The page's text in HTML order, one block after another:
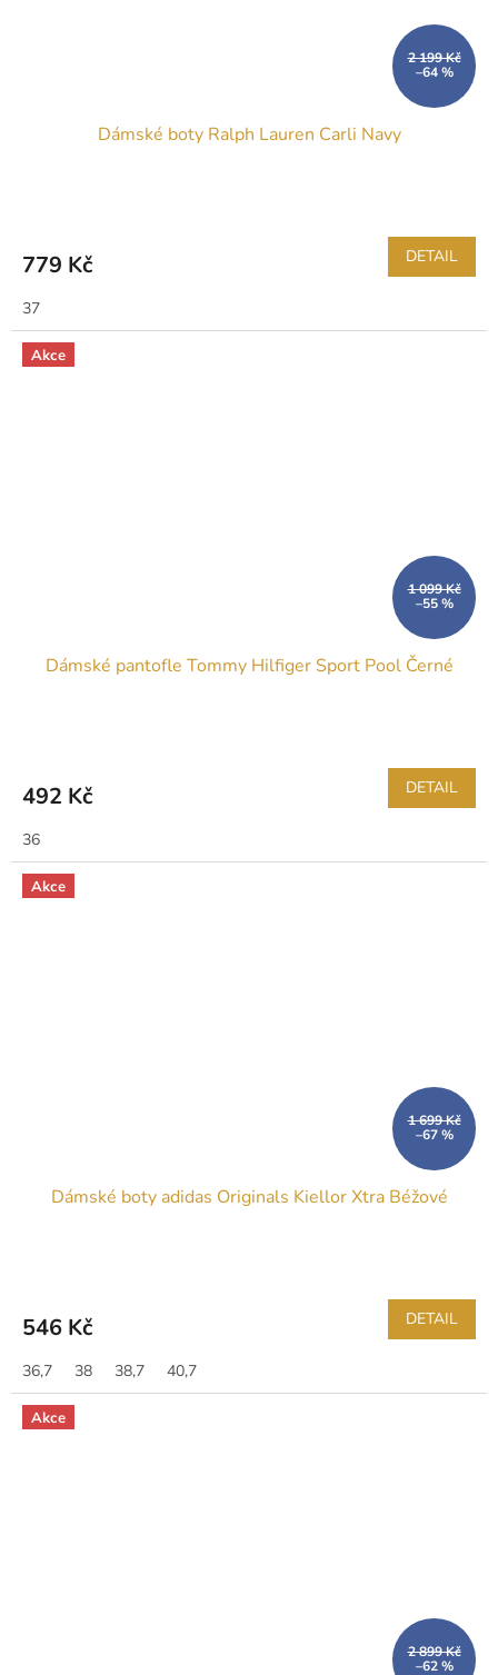
2 199 Kč
–64 %
Dámské boty Ralph Lauren Carli Navy
779 Kč DETAIL
37
Akce
1 099 Kč
–55 %
Dámské pantofle Tommy Hilfiger Sport Pool Černé
492 Kč DETAIL
36
Akce
1 699 Kč
–67 %
Dámské boty adidas Originals Kiellor Xtra Béžové
546 Kč DETAIL
36,7 38 38,7 40,7
Akce
2 899 Kč
–62 %